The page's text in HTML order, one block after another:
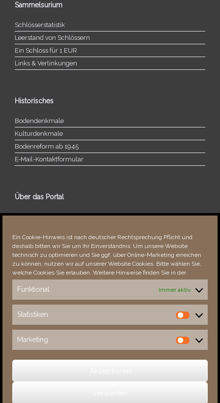
Ein Cookie-Hinweis ist nach deutscher Rechtsprechung Pflicht und
deshalb bitten wir Sie um Ihr Einverständnis: Um unsere Website
technisch zu optimieren und Sie ggf. über Online-Marketing erreichen
zu können, nutzen wir auf unserer Website Cookies. Bitte wählen Sie,
welche Cookies Sie erlauben. Weitere Hinweise finden Sie in der
Funktional Immer aktiv
Statistiken
Statistiken
Marketing
Marketing
Sammelsurium
Schlösserstatistik
Leerstand von Schlössern
Ein Schloss für 1 EUR
Links & Verlinkungen
Historisches
Bodendenkmale
Kulturdenkmale
Bodenreform ab 1945
E‑Mail-​​Kontaktformular
Über das Portal
Über dieses Portal
Fehler bemerkt?
Besucher seit 08/​2021
This Week
33682